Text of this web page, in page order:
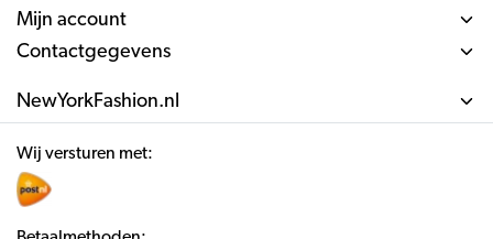
Mijn account
Contactgegevens
NewYorkFashion.nl
Wij versturen met: